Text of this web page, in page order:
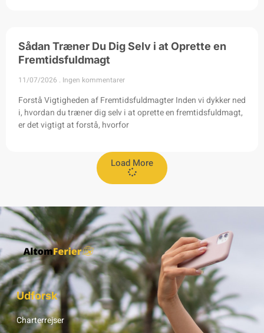
Sådan Træner Du Dig Selv i at Oprette en
Fremtidsfuldmagt
11/07/2026 Ingen kommentarer
Forstå Vigtigheden af Fremtidsfuldmagter Inden vi dykker ned
i, hvordan du træner dig selv i at oprette en fremtidsfuldmagt,
er det vigtigt at forstå, hvorfor
Load More
Udforsk
Charterrejser